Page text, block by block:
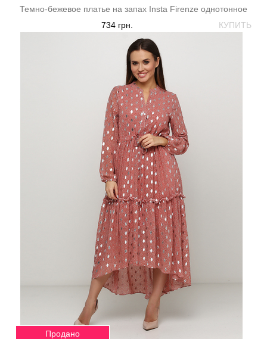
Темно-бежевое платье на запах Insta Firenze однотонное
КУПИТЬ
734 грн.
Продано